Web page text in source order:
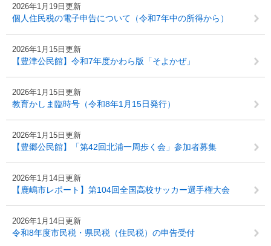
2026年1月19日更新
個人住民税の電子申告について（令和7年中の所得から）
2026年1月15日更新
【豊津公民館】令和7年度かわら版「そよかぜ」
2026年1月15日更新
教育かしま臨時号（令和8年1月15日発行）
2026年1月15日更新
【豊郷公民館】「第42回北浦一周歩く会」参加者募集
2026年1月14日更新
【鹿嶋市レポート】第104回全国高校サッカー選手権大会
2026年1月14日更新
令和8年度市民税・県民税（住民税）の申告受付